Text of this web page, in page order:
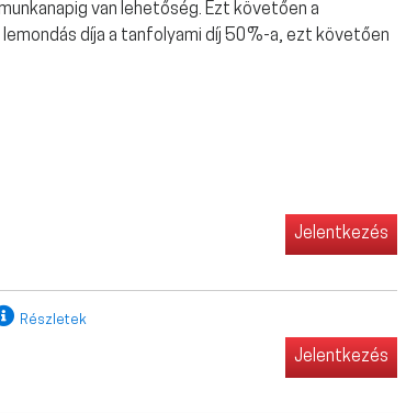
van lehetőség. Ezt követően a
díja a tanfolyami díj 50%-a, ezt követően
Jelentkezés
Részletek
Jelentkezés